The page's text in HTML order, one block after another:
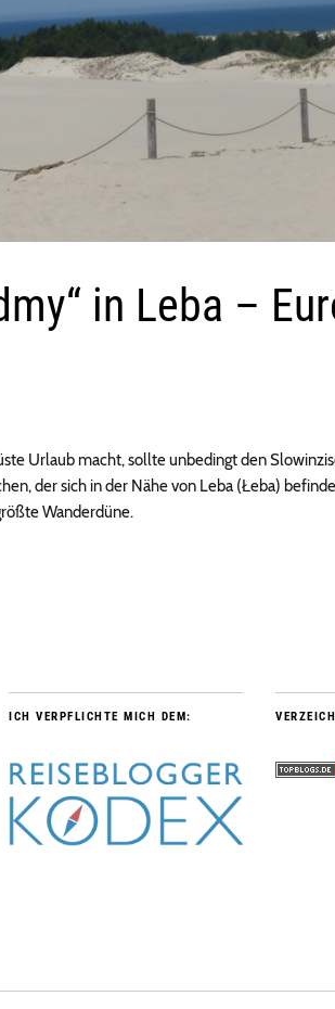
in Leba –
Urlaub macht, sollte unbedingt den
der sich in der Nähe von Leba (Łeba)
Wanderdüne.
ICH VERPFLICHTE MICH DEM: